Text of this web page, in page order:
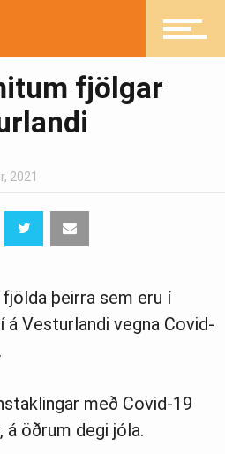
fjölgar
2021
þeirra sem eru í
Vesturlandi vegna Covid-
með Covid-19
öðrum degi jóla.